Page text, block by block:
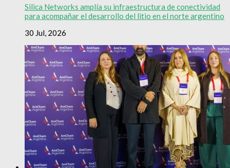
Silica Networks amplía su infraestructura de conectividad
para acompañar el desarrollo del litio en el norte argentino
30 Jul, 2026